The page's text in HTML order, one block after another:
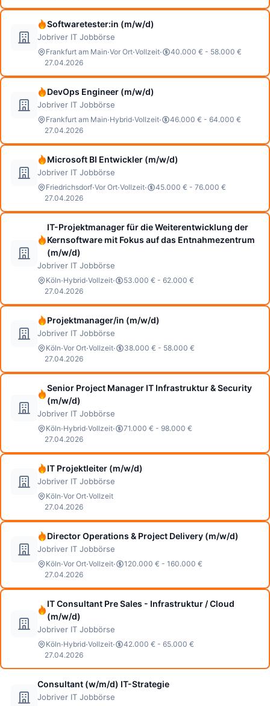
Softwaretester:in (m/w/d)
Jobriver IT Jobbörse
Frankfurt am Main·Vor Ort·Vollzeit·
40.000 € - 58.000 €
27.04.2026
DevOps Engineer (m/w/d)
Jobriver IT Jobbörse
Frankfurt am Main·Hybrid·Vollzeit·
46.000 € - 64.000 €
27.04.2026
Microsoft BI Entwickler (m/w/d)
Jobriver IT Jobbörse
Friedrichsdorf·Vor Ort·Vollzeit·
45.000 € - 76.000 €
27.04.2026
IT-Projektmanager für die Weiterentwicklung der
Kernsoftware mit Fokus auf das Entnahmezentrum
(m/w/d)
Jobriver IT Jobbörse
Köln·Hybrid·Vollzeit·
53.000 € - 62.000 €
27.04.2026
Projektmanager/in (m/w/d)
Jobriver IT Jobbörse
Köln·Vor Ort·Vollzeit·
38.000 € - 58.000 €
27.04.2026
Senior Project Manager IT Infrastruktur & Security
(m/w/d)
Jobriver IT Jobbörse
Köln·Hybrid·Vollzeit·
71.000 € - 98.000 €
27.04.2026
IT Projektleiter (m/w/d)
Jobriver IT Jobbörse
Köln·Vor Ort·Vollzeit
27.04.2026
Director Operations & Project Delivery (m/w/d)
Jobriver IT Jobbörse
Köln·Vor Ort·Vollzeit·
120.000 € - 160.000 €
27.04.2026
IT Consultant Pre Sales - Infrastruktur / Cloud
(m/w/d)
Jobriver IT Jobbörse
Köln·Hybrid·Vollzeit·
42.000 € - 65.000 €
27.04.2026
Consultant (w/m/d) IT-Strategie
Jobriver IT Jobbörse